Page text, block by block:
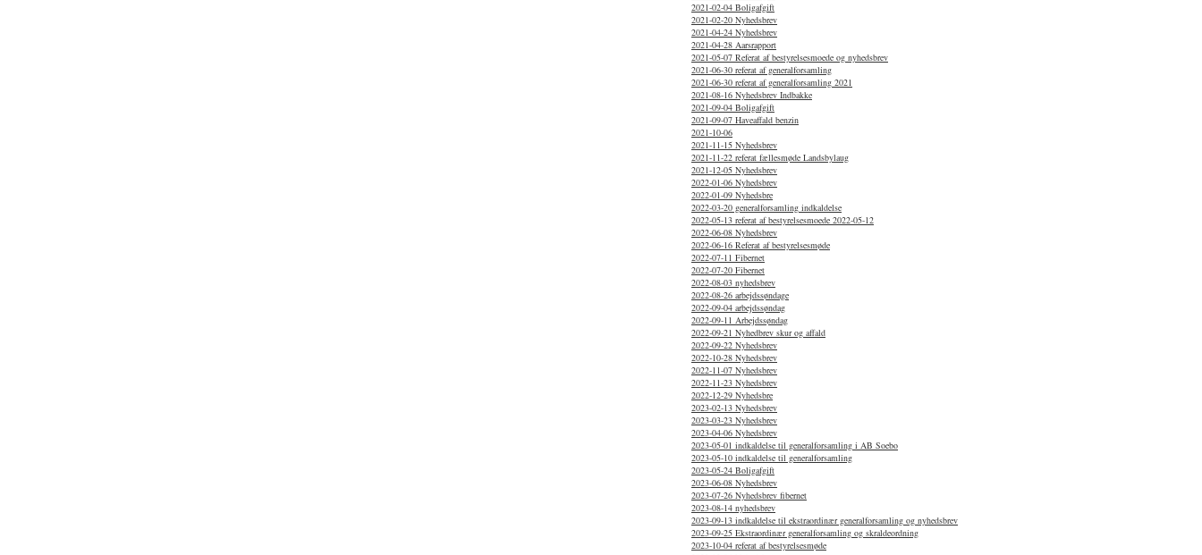
2021-02-04 Boligafgift
2021-02-20 Nyhedsbrev
2021-04-24 Nyhedsbrev
2021-04-28 Aarsrapport
2021-05-07 Referat af bestyrelsesmoede og nyhedsbrev
2021-06-30 referat af generalforsamling
2021-06-30 referat af generalforsamling 2021
2021-08-16 Nyhedsbrev Indbakke
2021-09-04 Boligafgift
2021-09-07 Haveaffald benzin
2021-10-06
2021-11-15 Nyhedsbrev
2021-11-22 referat fællesmøde Landsbylaug
2021-12-05 Nyhedsbrev
2022-01-06 Nyhedsbrev
2022-01-09 Nyhedsbre
2022-03-20 generalforsamling indkaldelse
2022-05-13 referat af bestyrelsesmoede 2022-05-12
2022-06-08 Nyhedsbrev
2022-06-16 Referat af bestyrelsesmøde
2022-07-11 Fibernet
2022-07-20 Fibernet
2022-08-03 nyhedsbrev
2022-08-26 arbejdssøndage
2022-09-04 arbejdssøndag
2022-09-11 Arbejdssøndag
2022-09-21 Nyhedbrev skur og affald
2022-09-22 Nyhedsbrev
2022-10-28 Nyhedsbrev
2022-11-07 Nyhedsbrev
2022-11-23 Nyhedsbrev
2022-12-29 Nyhedsbre
2023-02-13 Nyhedsbrev
2023-03-23 Nyhedsbrev
2023-04-06 Nyhedsbrev
2023-05-01 indkaldelse til generalforsamling i AB Soebo
2023-05-10 indkaldelse til generalforsamling
2023-05-24 Boligafgift
2023-06-08 Nyhedsbrev
2023-07-26 Nyhedsbrev fibernet
2023-08-14 nyhedsbrev
2023-09-13 indkaldelse til ekstraordinær generalforsamling og nyhedsbrev
2023-09-25 Ekstraordinær generalforsamling og skraldeordning
2023-10-04 referat af bestyrelsesmøde